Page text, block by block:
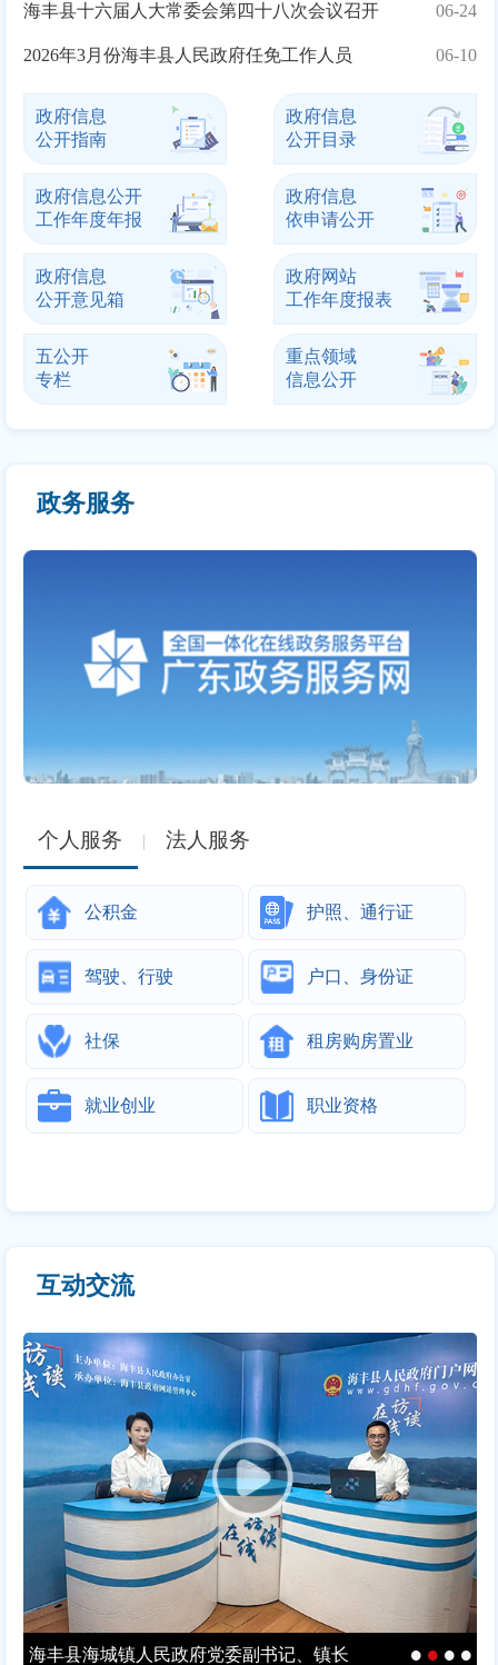
海丰县十六届人大常委会第四十八次会议召开 06-24
2026年3月份海丰县人民政府任免工作人员 06-10
政府信息
公开指南
政府信息
公开目录
政府信息公开
工作年度年报
政府信息
依申请公开
政府信息
公开意见箱
政府网站
工作年度报表
五公开
专栏
重点领域
信息公开
政务服务
个人服务 | 法人服务
公积金 护照、通行证
驾驶、行驶 户口、身份证
社保 租房购房置业
就业创业 职业资格
互动交流
海丰县海城镇人民政府党委副书记、镇长